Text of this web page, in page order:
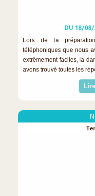
DU 18/
Lors de la
téléphoniques que nous
extrêmement faciles, la
avons trouvé toutes les